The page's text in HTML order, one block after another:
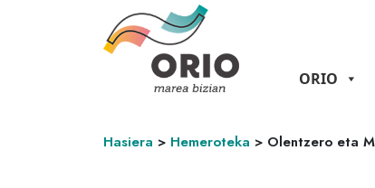
ORIO
Hasiera > Hemeroteka > Olentzero eta